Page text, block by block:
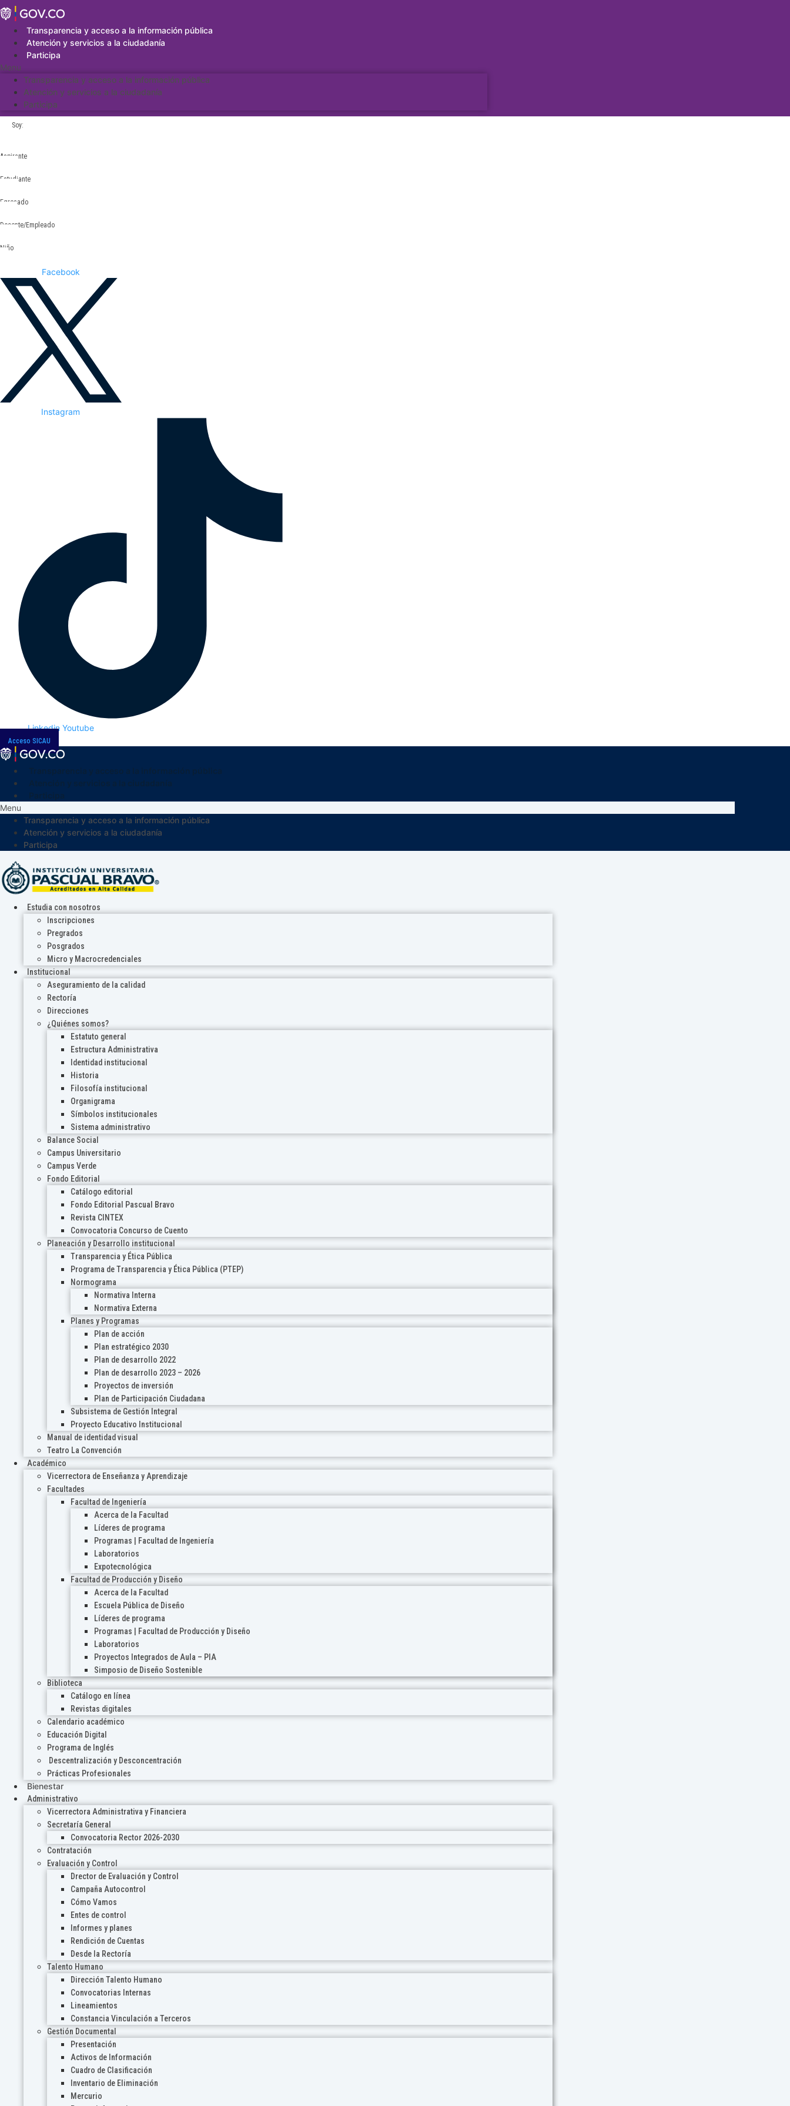
Saltar
al
contenidoTransparencia y acceso a la información pública
Atención y servicios a la ciudadanía
Participa
Menu
Transparencia y acceso a la información pública
Atención y servicios a la ciudadanía
Participa
Soy:
Aspirante
Estudiante
Egresado
Docente/Empleado
Niño
Facebook
Instagram
Linkedin Youtube
Acceso SICAU
Menu
Transparencia y acceso a la información pública
Atención y servicios a la ciudadanía
Participa
Estudia con nosotros
Inscripciones
Pregrados
Posgrados
Micro y Macrocredenciales
Institucional
Aseguramiento de la calidad
Rectoría
Direcciones
¿Quiénes somos?
Estatuto general
Estructura Administrativa
Identidad institucional
Historia
Filosofía institucional
Organigrama
Símbolos institucionales
Sistema administrativo
Balance Social
Campus Universitario
Campus Verde
Fondo Editorial
Catálogo editorial
Fondo Editorial Pascual Bravo
Revista CINTEX
Convocatoria Concurso de Cuento
Planeación y Desarrollo institucional
Transparencia y Ética Pública
Programa de Transparencia y Ética Pública (PTEP)
Normograma
Normativa Interna
Normativa Externa
Planes y Programas
Plan de acción
Plan estratégico 2030
Plan de desarrollo 2022
Plan de desarrollo 2023 – 2026
Proyectos de inversión
Plan de Participación Ciudadana
Subsistema de Gestión Integral
Proyecto Educativo Institucional
Manual de identidad visual
Teatro La Convención
Académico
Vicerrectora de Enseñanza y Aprendizaje
Facultades
Facultad de Ingeniería
Acerca de la Facultad
Líderes de programa
Programas | Facultad de Ingeniería
Laboratorios
Expotecnológica
Facultad de Producción y Diseño
Acerca de la Facultad
Escuela Pública de Diseño
Líderes de programa
Programas | Facultad de Producción y Diseño
Laboratorios
Proyectos Integrados de Aula – PIA
Simposio de Diseño Sostenible
Biblioteca
Catálogo en línea
Revistas digitales
Calendario académico
Educación Digital
Programa de Inglés
Descentralización y Desconcentración
Prácticas Profesionales
Bienestar
Administrativo
Vicerrectora Administrativa y Financiera
Secretaría General
Convocatoria Rector 2026-2030
Contratación
Evaluación y Control
Drector de Evaluación y Control
Campaña Autocontrol
Cómo Vamos
Entes de control
Informes y planes
Rendición de Cuentas
Desde la Rectoría
Talento Humano
Dirección Talento Humano
Convocatorias Internas
Lineamientos
Constancia Vinculación a Terceros
Gestión Documental
Presentación
Activos de Información
Cuadro de Clasificación
Inventario de Eliminación
Mercurio